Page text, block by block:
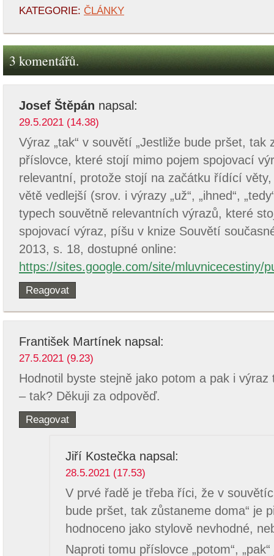
KATEGORIE: ČLÁNKY
3 komentářů.
Josef Štěpán napsal:
29.5.2021 (14.38)
Výraz „tak“ v souvětí „Jestliže bude pršet, tak
příslovce, které stojí mimo pojem spojovací
relevantní, protože stojí na začátku řídící
větě vedlejší (srov. i výrazy „už“, „ihned“,
typech souvětně relevantních výrazů, které
spojovací výraz, píšu v knize Souvětí
2013, s. 18, dostupné online:
https://sites.google.com/site/mluvnicecestiny/
Reagovat
František Martínek napsal:
27.5.2021 (9.23)
Hodnotil byste stejně jako potom a pak i
– tak? Děkuji za odpověď.
Reagovat
Jiří Kostečka napsal:
28.5.2021 (17.53)
V prvé řadě je třeba říci, že v
bude pršet, tak zůstaneme doma“ je
hodnoceno jako stylově nevhodné,
Naproti tomu příslovce „potom“,